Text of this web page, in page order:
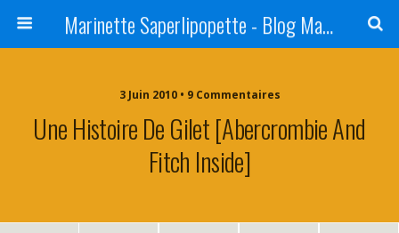
Marinette Saperlipopette - Blog Maman Angers Lifestyle - Ex Expat Montréal
3 Juin 2010 • 9 Commentaires
Une Histoire De Gilet [Abercrombie And
Fitch Inside]